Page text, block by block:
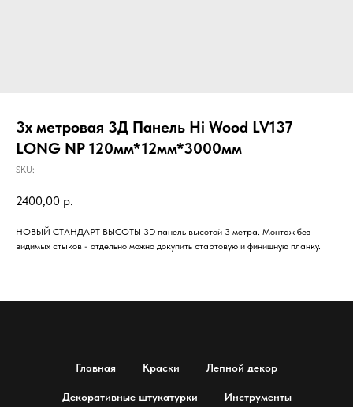
3х метровая 3Д Панель Hi Wood LV137
LONG NP 120мм*12мм*3000мм
SKU:
2400,00 р.
НОВЫЙ СТАНДАРТ ВЫСОТЫ 3D панель высотой 3 метра. Монтаж без
видимых стыков - отдельно можно докупить стартовую и финишную планку.
Главная Краски Лепной декор
Декоративные штукатурки Инструменты